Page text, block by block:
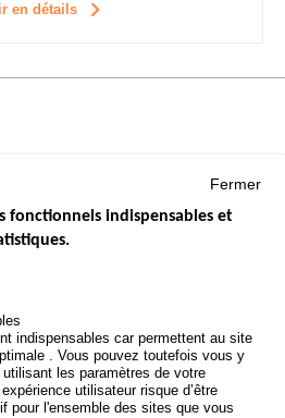
en détails
PERSONNELLES DES ACCIDENTS DE
Fermer
fonctionnels indispensables et
indispensables car permettent au site
. Vous pouvez toutefois vous y
les paramètres de votre
utilisateur risque d’être
pour l'ensemble des sites que vous